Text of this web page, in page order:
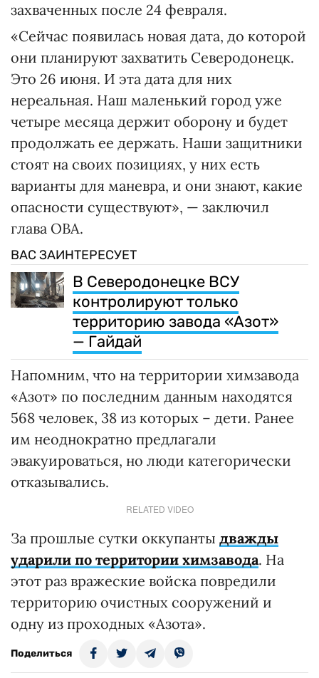
захваченных после 24 февраля.
«Сейчас появилась новая дата, до которой
они планируют захватить Северодонецк.
Это 26 июня. И эта дата для них
нереальная. Наш маленький город уже
четыре месяца держит оборону и будет
продолжать ее держать. Наши защитники
стоят на своих позициях, у них есть
варианты для маневра, и они знают, какие
опасности существуют», — заключил
глава ОВА.
ВАС ЗАИНТЕРЕСУЕТ
В Северодонецке ВСУ
контролируют только
территорию завода «Азот»
— Гайдай
Напомним, что на территории химзавода
«Азот» по последним данным находятся
568 человек, 38 из которых – дети. Ранее
им неоднократно предлагали
эвакуироваться, но люди категорически
отказывались.
RELATED VIDEO
За прошлые сутки оккупанты дважды
ударили по территории химзавода. На
этот раз вражеские войска повредили
территорию очистных сооружений и
одну из проходных «Азота».
Поделиться